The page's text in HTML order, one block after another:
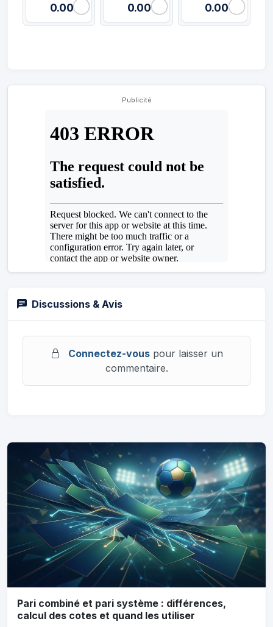
0.00 0.00 0.00
Publicité
Discussions & Avis
Connectez-vouspour laisser un
commentaire.
Pari combiné et pari système : différences,
calcul des cotes et quand les utiliser